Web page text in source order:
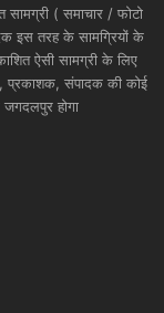
सामग्री ( समाचार / फोटो
इस तरह के सामग्रियों के
ऐसी सामग्री के लिए
प्रकाशक, संपादक की कोई
जगदलपुर होगा